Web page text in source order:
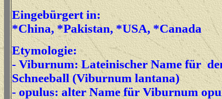
Eingebürgert in:
*China, *Pakistan, *USA, *Canada
Etymologie:
- Viburnum: Lateinischer Name für
Schneeball (Viburnum lantana)
- opulus: alter Name für Viburnum